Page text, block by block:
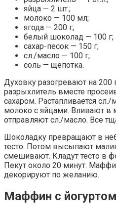
яйца — 2 шт.;
молоко — 100 мл;
ягода — 200 г;
белый шоколад — 100 г;
сахар-песок — 150 г;
сл./масло — 100 г;
соль — щепотка.
Духовку разогревают на 200
разрыхлитель вместе
сахаром. Растапливается
молоко с яйцами. Вливают в
отправляют сл./масло. Все
Шоколадку превращают в
тесто. Потом высыпают
смешивают. Кладут тесто в
Пекут около 20 минут.
декорируют по желанию.
Маффин с йогуртом